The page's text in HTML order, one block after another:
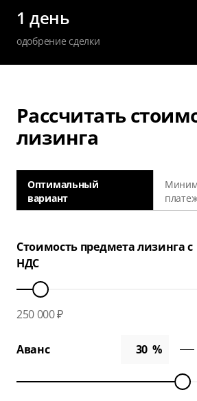
1 день
одобрение сделки
Рассчитать
лизинга
Оптимальный
вариант
Стоимость предмета лизинга с
НДС
250 000 ₽
Аванс